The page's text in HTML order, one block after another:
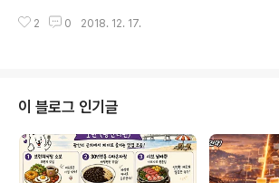
가져야 한다. 올바른 직업관과 직업철학까지 갖춘다면 보
는 특수한(?) 강사다. 아무래도 기업보다는 주로 여러 대학
학생이 ‘교수님, 인생이 뭐 별건가요? 뭐, 그렇게 빡세게 살
려고 합니까. 그냥 행복하게 살면 되는 것 아닌가요’라고 반
문했다. 처음에는 ‘뭐 이런 학생이 다 있어. 해놓은 건 쥐뿔
도 없으면서’라고 반감이 들기도 했다. 그런데 이런 학생들
이 제법 있음을 뒤늦게 알게 되었다. 사실 진로의 가장 큰
2 0 2018. 12. 17.
이 블로그 인기글